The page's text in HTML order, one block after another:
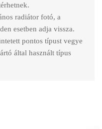
radiátor fotó, a
esetben adja vissza.
pontos típust vegye
által használt típus